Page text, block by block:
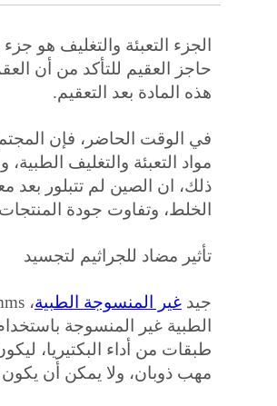
الجزء التعبئة والتغليف هو
حاجز العقيم للتأكد من أن
هذه المادة بعد التعقيم.
مواد التعبئة والتغليف
ذلك، ان الصين لم تتبلور بعد
الخلط، وتفاوت جودة
تأثير مضاد للجراثيم لتجسيد
جيد غير المنسوجة الطبية
الطبية غير المنسوجة
طبقات من أداء البكتيريا،
مهب ذوبان، ولا يمكن أن يكون